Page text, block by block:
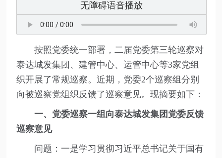
无障碍语音播放
按照党委统一部署，二届党委第三轮巡察对
泰达城发集团、建管中心、运管中心等3家党组
织开展了常规巡察。近期，党委2个巡察组分别
向被巡察党组织反馈了巡察意见。现摘要如下：
一、党委巡察一组向泰达城发集团党委反馈
巡察意见
问题：一是学习贯彻习近平总书记关于国有